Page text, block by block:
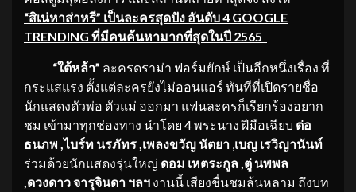
“สิเน่หาส่าหรี” เป็นละครสุดปัง อันดับ4 GOOGLE
TRENDING ที่มีคนค้นหามากที่สุดในปี 2565
“ใต้หล้า” ละครดราม่า ฟอร์มยักษ์ เป็นอีกหนึ่งเรื่อง ที่
กระแสแรง ตั้งแต่ละครยังไม่ออนแอร์ ทันทีที่เปิดรายชื่อ
นักแสดงตัวพ่อ ตัวแม่ ออกมา แฟนละครก็เรียกร้องอยาก
ชม เข้ามาทุกช่องทาง นำโดย 4 พระนาง ฝีมือเฉียบ ต่อ
ธนภพ ,ไบร์ท นรภัทร ,เพลงขวัญ นัตยา เบญ เรวิญานันท์
ร่วมด้วยนักแสดงรุ่นใหญ่ ดอม เหตระกูล ,ตู่ นพพล
,ดวงดาว จารุจินดา ฯลฯ งานนี้ เสียงชื่นชมล้นหลาม ถึงบท